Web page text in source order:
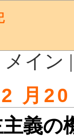
メイン
月
義の